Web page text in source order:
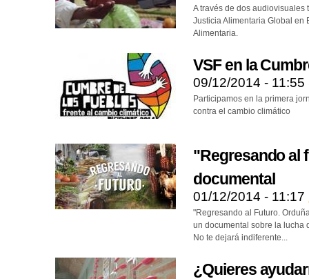
A través de dos audiovisuales
Justicia Alimentaria Global en
Alimentaria.
VSF en la
09/12/2014 - 11:55
Participamos en la primera
contra el cambio climático
"Regresando al
documental
01/12/2014 - 11:17
"Regresando al Futuro.
un documental sobre la lucha
No te dejará indiferente...
¿Quieres